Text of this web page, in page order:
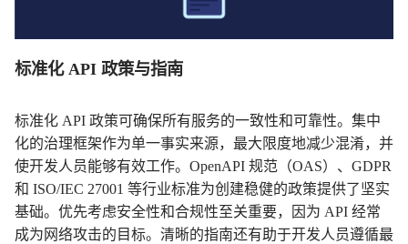
标准化 API 政策与指南
标准化 API 政策可确保所有服务的一致性和可靠性。集中
化的治理框架作为单一事实来源，最大限度地减少混淆，并
使开发人员能够有效工作。OpenAPI 规范（OAS）、GDPR
和 ISO/IEC 27001 等行业标准为创建稳健的政策提供了坚实
基础。优先考虑安全性和合规性至关重要，因为 API 经常
成为网络攻击的目标。清晰的指南还有助于开发人员遵循最